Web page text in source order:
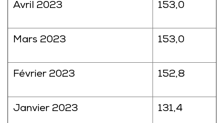
Avril 2023 153,0
Mars 2023 153,0
Février 2023 152,8
Janvier 2023 131,4